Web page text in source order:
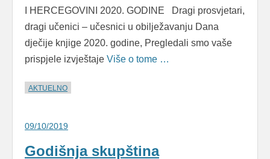
I HERCEGOVINI 2020. GODINE Dragi prosvjetari,
dragi učenici – učesnici u obilježavanju Dana
dječije knjige 2020. godine, Pregledali smo vaše
prispjele izvještaje Više o tome …
AKTUELNO
09/10/2019
Godišnja skupština